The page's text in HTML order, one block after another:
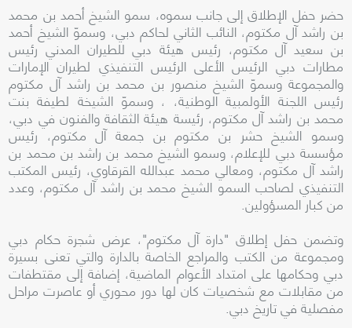
حضر حفل الإطلاق إلى جانب سموه، سمو الشيخ أحمد بن محمد
بن راشد آل مكتوم، النائب الثاني لحاكم دبي، وسموّ الشيخ أحمد
بن سعيد آل مكتوم، رئيس هيئة دبي للطيران المدني رئيس
مطارات دبي الرئيس الأعلى الرئيس التنفيذي لطيران الإمارات
والمجموعة وسموّ الشيخ منصور بن محمد بن راشد آل مكتوم
رئيس اللجنة الأولمبية الوطنية، ، وسموّ الشيخة لطيفة بنت
محمد بن راشد آل مكتوم، رئيسة هيئة الثقافة والفنون في دبي،
وسمو الشيخ حشر بن مكتوم بن جمعة آل مكتوم، رئيس
مؤسسة دبي للإعلام، وسمو الشيخ محمد بن راشد بن محمد بن
راشد آل مكتوم، ومعالي محمد عبدالله القرقاوي، رئيس المكتب
التنفيذي لصاحب السمو الشيخ محمد بن راشد آل مكتوم، وعدد
من كبار المسؤولين.
وتضمن حفل إطلاق "دارة آل مكتوم"، عرض شجرة حكام دبي
ومجموعة من الكتب والمراجع الخاصة بالدارة والتي تعنى بسيرة
دبي وحكامها على امتداد الأعوام الماضية، إضافة إلى مقتطفات
من مقابلات مع شخصيات كان لها دور محوري أو عاصرت مراحل
مفصلية في تاريخ دبي.